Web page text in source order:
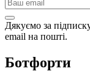
Дякуємо за
email на пошті.
Ботфорти